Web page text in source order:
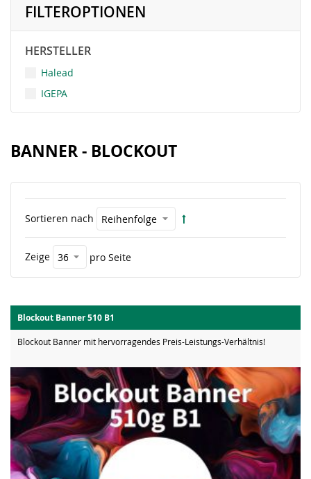
BANNER - BLOCKOUT
Sortieren nach
Zeige pro Seite
Blockout Banner 510 B1
Blockout Banner mit hervorragendes Preis-Leistungs-Verhältnis!
FILTEROPTIONEN
HERSTELLER
Halead
IGEPA